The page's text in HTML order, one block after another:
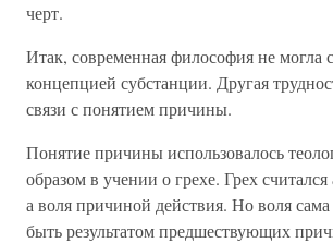
черт.
Итак, современная философия не могла
концепцией субстанции. Другая
связи с понятием причины.
Понятие причины использовалось
образом в учении о грехе. Грех
а воля причиной действия. Но воля сама
быть результатом предшествующих